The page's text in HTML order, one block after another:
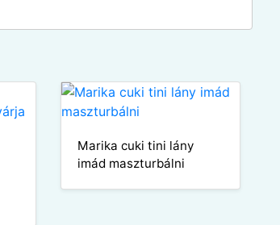
Marika cuki tini lány
imád maszturbálni